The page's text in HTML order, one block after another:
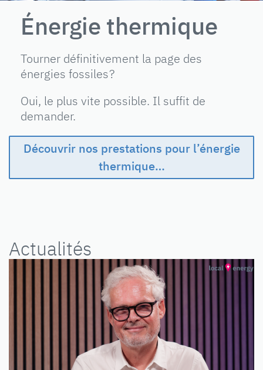
Énergie thermique
Tourner définitivement la page des
énergies fossiles ?
Oui, le plus vite possible. Il suffit de
demander.
Découvrir nos prestations pour l’énergie
thermique…
Actualités